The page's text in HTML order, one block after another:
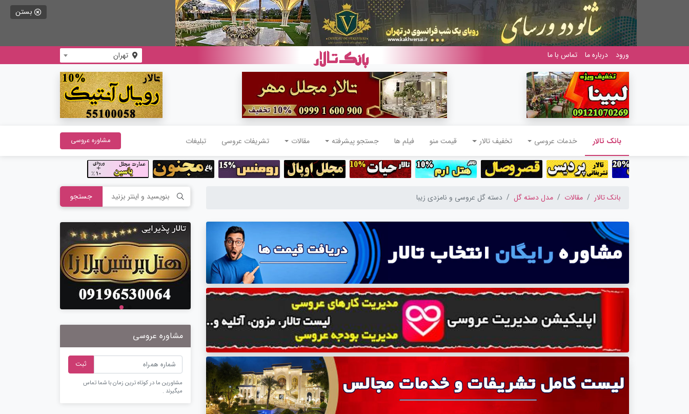
بستن
ورود درباره ما تماس با ما تهران
بانک تالار خدمات عروسی تخفیف تالار قیمت منو فیلم ها جستجو پیشرفته مقالات تشریفات عروسی تبلیغات مشاوره عروسی
بانک تالار مقالات مدل دسته گل دسته گل عروسی و نامزدی زیبا جستجو
مشاوره عروسی
ثبت
مشاورین ما در کوتاه ترین زمان با شما تماس
میگیرند .